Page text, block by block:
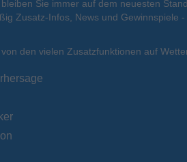
. 18.08. Mi. 19.08. Do. 20.08.
34°C
Sie immer auf dem neuesten Stand.
Zusatz-Infos, News und Gewinnspiele
den vielen Zusatzfunktionen auf